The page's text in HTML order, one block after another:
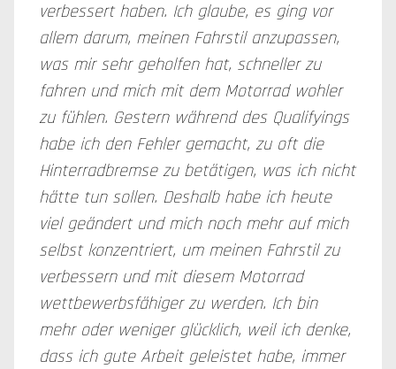
verbessert haben. Ich glaube, es ging vor
allem darum, meinen Fahrstil anzupassen,
was mir sehr geholfen hat, schneller zu
fahren und mich mit dem Motorrad wohler
zu fühlen. Gestern während des Qualifyings
habe ich den Fehler gemacht, zu oft die
Hinterradbremse zu betätigen, was ich nicht
hätte tun sollen. Deshalb habe ich heute
viel geändert und mich noch mehr auf mich
selbst konzentriert, um meinen Fahrstil zu
verbessern und mit diesem Motorrad
wettbewerbsfähiger zu werden. Ich bin
mehr oder weniger glücklich, weil ich denke,
dass ich gute Arbeit geleistet habe, immer